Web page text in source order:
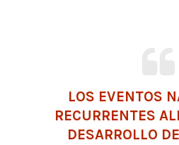
LOS EVENTOS
RECURRENTES
DESARROLLO